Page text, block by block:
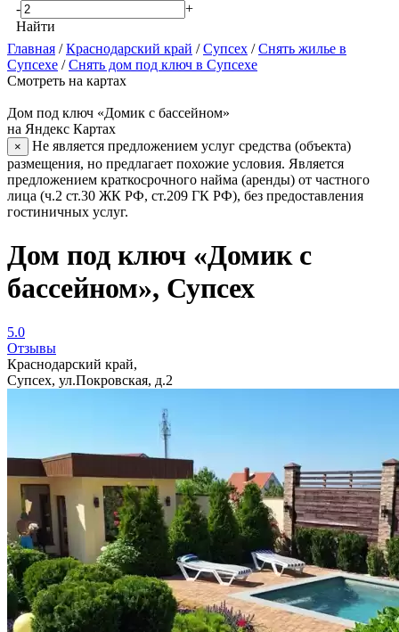
-
+
Найти
Главная /Краснодарский край /Супсех /Снять жилье в
Супсехе /Снять дом под ключ в Супсехе
Смотреть на картах
Дом под ключ «Домик с бассейном»
на Яндекс Картах
×
Не является предложением услуг средства (объекта)
размещения, но предлагает похожие условия. Является
предложением краткосрочного найма (аренды) от частного
лица (ч.2 ст.30 ЖК РФ, ст.209 ГК РФ), без предоставления
гостиничных услуг.
Дом под ключ «Домик с
бассейном», Супсех
5.0
Отзывы
Краснодарский край,
Супсех, ул.Покровская, д.2